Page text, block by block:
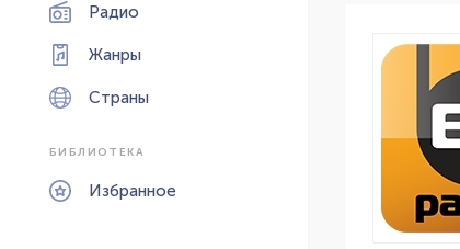
Радио
Жанры
Страны
БИБЛИОТЕКА
Избранное